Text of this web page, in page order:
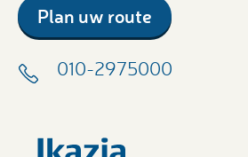
Plan uw route
010-2975000